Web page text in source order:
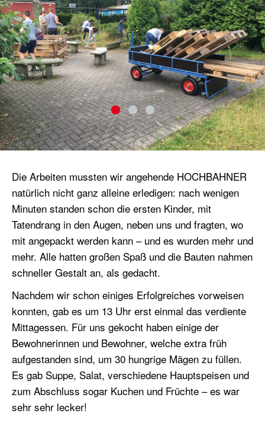
Die Arbeiten mussten wir angehende HOCHBAHNER
natürlich nicht ganz alleine erledigen: nach wenigen
Minuten standen schon die ersten Kinder, mit
Tatendrang in den Augen, neben uns und fragten, wo
mit angepackt werden kann – und es wurden mehr und
mehr. Alle hatten großen Spaß und die Bauten nahmen
schneller Gestalt an, als gedacht.
Nachdem wir schon einiges Erfolgreiches vorweisen
konnten, gab es um 13 Uhr erst einmal das verdiente
Mittagessen. Für uns gekocht haben einige der
Bewohnerinnen und Bewohner, welche extra früh
aufgestanden sind, um 30 hungrige Mägen zu füllen.
Es gab Suppe, Salat, verschiedene Hauptspeisen und
zum Abschluss sogar Kuchen und Früchte – es war
sehr sehr lecker!